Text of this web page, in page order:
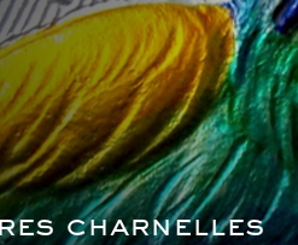
charnelles